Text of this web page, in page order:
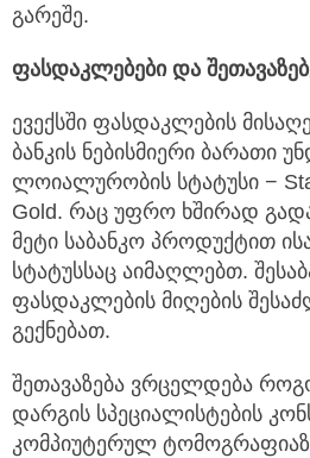
გარეშე.
ფასდაკლებები და
ევექსში ფასდაკლების
ბანკის ნებისმიერი ბარათი
ლოიალურობის სტატუსი −
Gold. რაც უფრო ხშირად
მეტი საბანკო პროდუქტით
სტატუსსაც აიმაღლებთ.
ფასდაკლების მიღების
გექნებათ.
შეთავაზება ვრცელდება
დარგის სპეციალისტების
კომპიუტერულ